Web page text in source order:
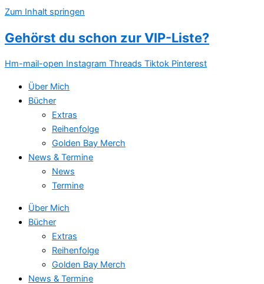
Zum Inhalt springen
Gehörst du schon zur VIP-Liste?
Hm-mail-open Instagram Threads Tiktok Pinterest
Über Mich
Bücher
Extras
Reihenfolge
Golden Bay Merch
News & Termine
News
Termine
Über Mich
Bücher
Extras
Reihenfolge
Golden Bay Merch
News & Termine